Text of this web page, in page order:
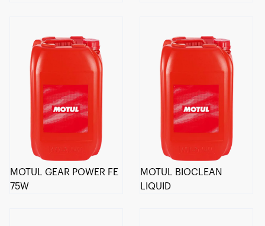
MOTUL GEAR POWER FE
75W
MOTUL BIOCLEAN
LIQUID